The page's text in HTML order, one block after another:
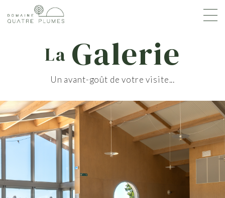
La Galerie
Un avant-goût de votre visite...